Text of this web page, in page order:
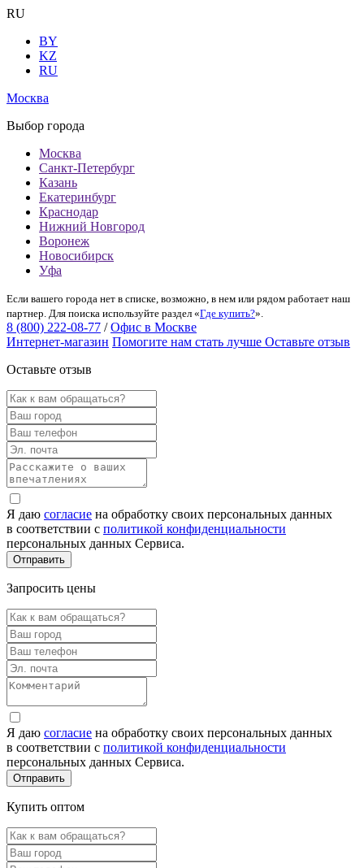
RU
BY
KZ
RU
Москва
Выбор города
Москва
Санкт-Петербург
Казань
Екатеринбург
Краснодар
Нижний Новгород
Воронеж
Новосибирск
Уфа
Если вашего города нет в списке, возможно, в нем или рядом работает наш
партнер. Для поиска используйте раздел «Где купить?».
8 (800) 222-08-77 / Офис в Москве
Интернет-магазин Помогите нам стать лучше Оставьте отзыв
Оставьте отзыв
Я даю согласие на обработку своих персональных данных
в соответствии с политикой конфиденциальности
персональных данных Сервиса.
Запросить цены
Я даю согласие на обработку своих персональных данных
в соответствии с политикой конфиденциальности
персональных данных Сервиса.
Купить оптом